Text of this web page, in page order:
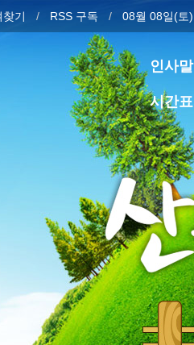
찾기 RSS 구독 08월 08일(토)
인사말
시간표